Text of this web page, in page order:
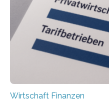
Städte Hamburg,
hingegen die
der freiberuflichen
Wirtschaft Finanzen